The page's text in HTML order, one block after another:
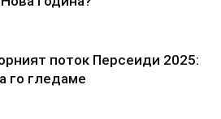
поток Персеиди 2025:
го гледаме